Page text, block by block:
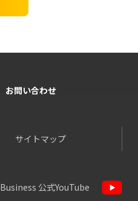
お問い合わせ
サイトマップ
公式YouTube